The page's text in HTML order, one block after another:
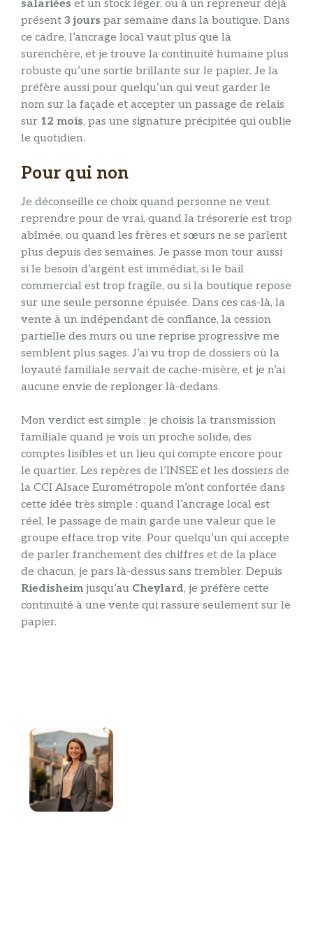
salariées et un stock léger, ou à un repreneur déjà
présent 3 jours par semaine dans la boutique. Dans
ce cadre, l’ancrage local vaut plus que la
surenchère, et je trouve la continuité humaine plus
robuste qu’une sortie brillante sur le papier. Je la
préfère aussi pour quelqu’un qui veut garder le
nom sur la façade et accepter un passage de relais
sur 12 mois, pas une signature précipitée qui oublie
le quotidien.
Pour qui non
Je déconseille ce choix quand personne ne veut
reprendre pour de vrai, quand la trésorerie est trop
abîmée, ou quand les frères et sœurs ne se parlent
plus depuis des semaines. Je passe mon tour aussi
si le besoin d’argent est immédiat, si le bail
commercial est trop fragile, ou si la boutique repose
sur une seule personne épuisée. Dans ces cas-là, la
vente à un indépendant de confiance, la cession
partielle des murs ou une reprise progressive me
semblent plus sages. J’ai vu trop de dossiers où la
loyauté familiale servait de cache-misère, et je n’ai
aucune envie de replonger là-dedans.
Mon verdict est simple : je choisis la transmission
familiale quand je vois un proche solide, des
comptes lisibles et un lieu qui compte encore pour
le quartier. Les repères de l’INSEE et les dossiers de
la CCI Alsace Eurométropole m’ont confortée dans
cette idée très simple : quand l’ancrage local est
réel, le passage de main garde une valeur que le
groupe efface trop vite. Pour quelqu’un qui accepte
de parler franchement des chiffres et de la place
de chacun, je pars là-dessus sans trembler. Depuis
Riedisheimjusqu’au Cheylard, je préfère cette
continuité à une vente qui rassure seulement sur le
papier.